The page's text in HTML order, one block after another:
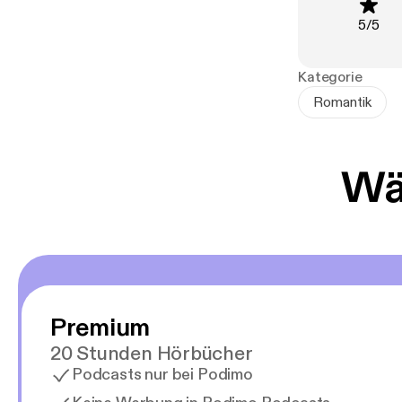
einmal die
5/5
Kategorie
Romantik
Premium
20 Stunden Hörbücher
Podcasts nur bei Podimo